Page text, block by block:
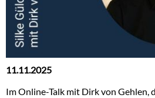
11.11.2025
Im Online-Talk mit Dirk von Gehlen,